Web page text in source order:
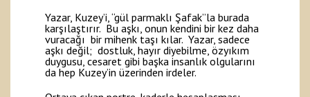
Yazar, Kuzey’i, “gül parmaklı Şafak”la burada
karşılaştırır. Bu aşkı, onun kendini bir kez daha
vuracağı bir mihenk taşı kılar. Yazar, sadece
aşkı değil; dostluk, hayır diyebilme, özyıkım
duygusu, cesaret gibi başka insanlık olgularını
da hep Kuzey’in üzerinden irdeler.